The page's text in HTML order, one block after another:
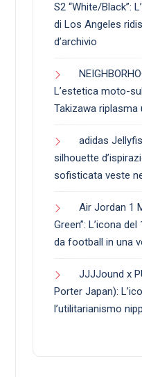
S2 “White/Black”:
di Los Angeles
d’archivio
L’estetica moto-
Takizawa
adidas
silhouette
sofisticata veste
Air Jordan 1
Green”: L’icona
da football in una
JJJJound x
Porter Japan):
l’utilitarianismo